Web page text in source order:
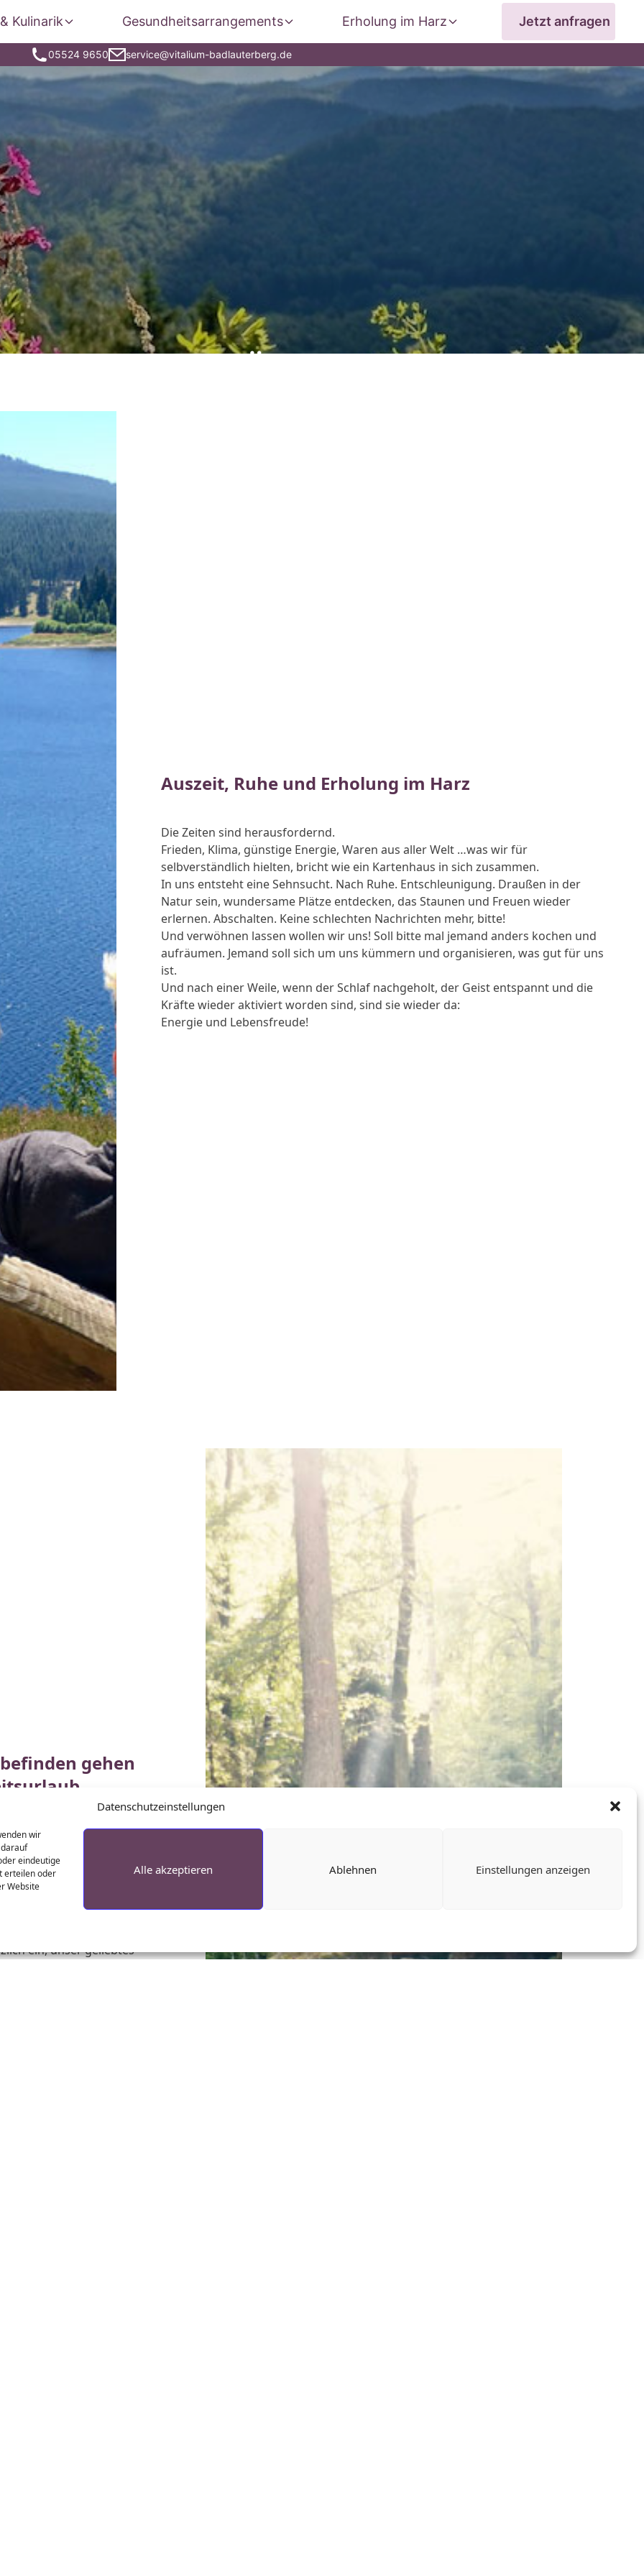
Datenschutzeinstellungen
wir
eindeutige
erteilen oder
Website
Alle akzeptieren Ablehnen Einstellungen anzeigen
Kulinarik Gesundheitsarrangements Erholung im Harz Jetzt anfragen
05524 9650 service@vitalium-badlauterberg.de
Auszeit, Ruhe und Erholung im Harz
Die Zeiten sind herausfordernd.
Frieden, Klima, günstige Energie, Waren aus aller Welt …was wir für
selbverständlich hielten, bricht wie ein Kartenhaus in sich zusammen.
In uns entsteht eine Sehnsucht. Nach Ruhe. Entschleunigung. Draußen in der
Natur sein, wundersame Plätze entdecken, das Staunen und Freuen wieder
erlernen. Abschalten. Keine schlechten Nachrichten mehr, bitte!
Und verwöhnen lassen wollen wir uns! Soll bitte mal jemand anders kochen und
aufräumen. Jemand soll sich um uns kümmern und organisieren, was gut für uns
ist.
Und nach einer Weile, wenn der Schlaf nachgeholt, der Geist entspannt und die
Kräfte wieder aktiviert worden sind, sind sie wieder da:
Energie und Lebensfreude!
gehen
life-balance
wieder
lindern
Ihre Gesundheit
mit Platz, Ruhe,
ein, unser geliebtes